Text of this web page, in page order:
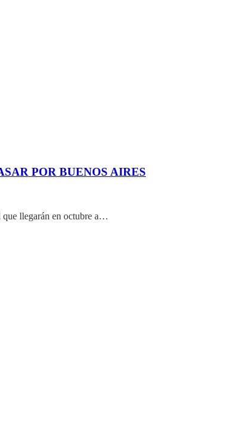
POR BUENOS AIRES
que llegarán en octubre a…